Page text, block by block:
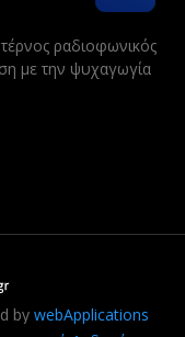
ραδιοφωνικός
με την ψυχαγωγία
by webApplications